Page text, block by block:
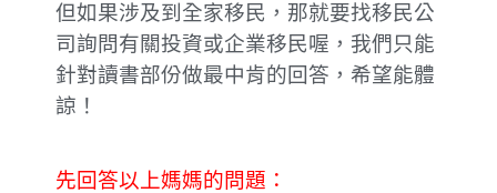
但如果涉及到全家移民，那就要找移民公
司詢問有關投資或企業移民喔，我們只能
針對讀書部份做最中肯的回答，希望能體
諒！
先回答以上媽媽的問題：